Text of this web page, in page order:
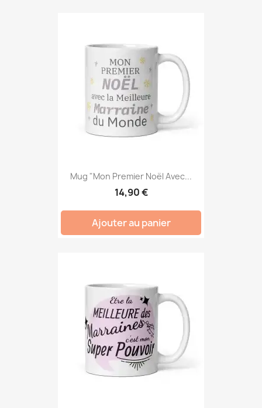
Mug "Mon Premier Noël Avec...
14,90 €
Ajouter au panier